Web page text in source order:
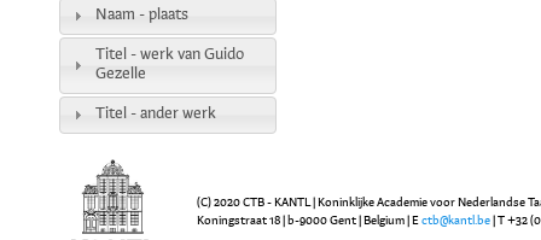
Naam - plaats
Titel - werk van Guido
Gezelle
Titel - ander werk
(C) 2020 CTB - KANTL | Koninklijke Academie voor Nederlandse
Koningstraat 18 | b-9000 Gent | Belgium | E ctb@kantl.be | T +32